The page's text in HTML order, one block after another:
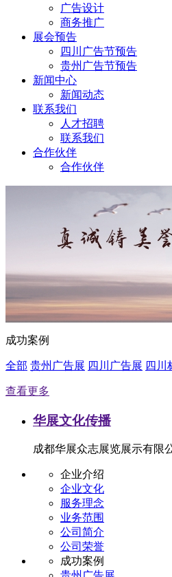
广告设计
商务推广
展会预告
四川广告节预告
贵州广告节预告
新闻中心
新闻动态
联系我们
人才招聘
联系我们
合作伙伴
合作伙伴
成功案例
全部 贵州广告展 四川广告展 四川
查看更多
华展文化传播
成都华展众志展览展示有限
企业介绍
企业文化
服务理念
业务范围
公司简介
公司荣誉
成功案例